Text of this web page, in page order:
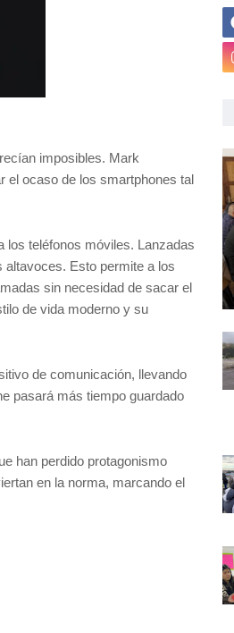
imposibles. Mark
el ocaso de los smartphones tal
los teléfonos móviles. Lanzadas
Esto permite a los
sin necesidad de sacar el
de vida moderno y su
de comunicación, llevando
pasará más tiempo guardado
han perdido protagonismo
en la norma, marcando el